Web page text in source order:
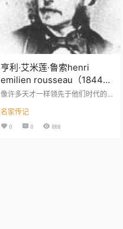
亨利·艾米莲·鲁索henri
emilien rousseau（1844-
1910）
像许多天才一样领先于他们时代的
道，无论是名利还是财富。 一位才
华横溢的艺术家，作为巴黎海关部
门的一名普通职员，一直工作到41
名家传记
0 0 888